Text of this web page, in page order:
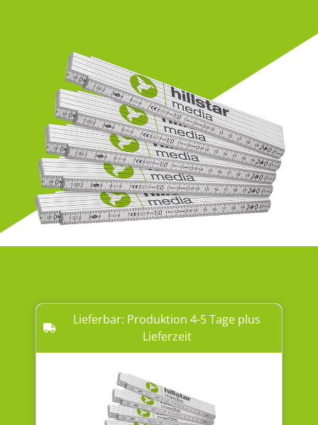
Lieferbar: Produktion 4-5 Tage plus
Lieferzeit